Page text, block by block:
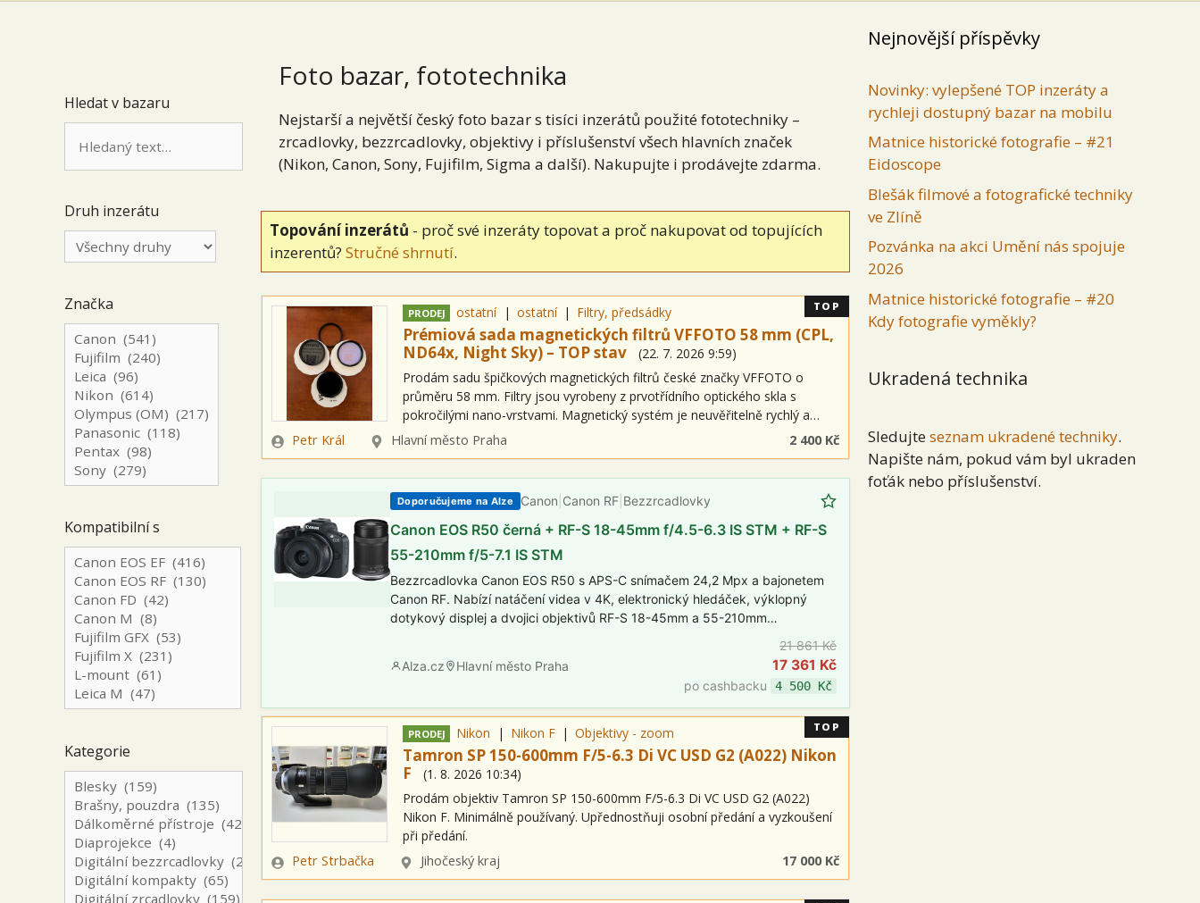
Foto bazar, fototechnika
Nejstarší a největší český foto bazar s tisíci inzerátů použité fototechniky –
zrcadlovky, bezzrcadlovky, objektivy i příslušenství všech hlavních značek
(Nikon, Canon, Sony, Fujifilm, Sigma a další). Nakupujte i prodávejte zdarma.
Topování inzerátů - proč své inzeráty topovat a proč nakupovat od topujících
inzerentů? Stručné shrnutí.
PRODEJ ostatní ostatní Filtry, předsádky
Prémiová sada magnetických filtrů VFFOTO 58 mm (CPL,
ND64x, Night Sky) – TOP stav
(22. 7. 2026 9:59)
Prodám sadu špičkových magnetických filtrů české značky VFFOTO o
průměru 58 mm. Filtry jsou vyrobeny z prvotřídního optického skla s
pokročilými nano-vrstvami. Magnetický systém je neuvěřitelně rychlý a…
Zadavatel
Petr Král LokalitaHlavní město Praha 2 400 Kč
TOP
Doporučujeme na Alze Canon Canon RF Bezzrcadlovky
Canon EOS R50 černá + RF-S 18-45mm f/4.5-6.3 IS STM + RF-S
55-210mm f/5-7.1 IS STM
Bezzrcadlovka Canon EOS R50 s APS-C snímačem 24,2 Mpx a bajonetem
Canon RF. Nabízí natáčení videa v 4K, elektronický hledáček, výklopný
dotykový displej a dvojici objektivů RF-S 18-45mm a 55-210mm…
Alza.cz Hlavní město Praha
21 861 Kč
17 361 Kč
po cashbacku 4 500 Kč
PRODEJ Nikon Nikon F Objektivy - zoom
Tamron SP 150-600mm F/5-6.3 Di VC USD G2 (A022) Nikon
F
(1. 8. 2026 10:34)
Prodám objektiv Tamron SP 150-600mm F/5-6.3 Di VC USD G2 (A022)
Nikon F. Minimálně používaný. Upřednostňuji osobní předání a vyzkoušení
při předání.
Zadavatel
Petr Strbačka LokalitaJihočeský kraj 17 000 Kč
TOP
Hledat v bazaru
Druh inzerátu
Značka
Kompatibilní s
Kategorie
Nejnovější příspěvky
Novinky: vylepšené TOP inzeráty a
rychleji dostupný bazar na mobilu
Matnice historické fotografie – #21
Eidoscope
Blešák filmové a fotografické techniky
ve Zlíně
Pozvánka na akci Umění nás spojuje
2026
Matnice historické fotografie – #20
Kdy fotografie vyměkly?
Ukradená technika
Sledujte seznam ukradené techniky.
Napište nám, pokud vám byl ukraden
foťák nebo příslušenství.